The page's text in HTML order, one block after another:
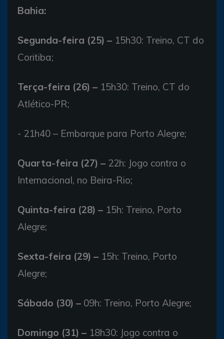
Bahia:
Segunda-feira (25) – 15h30: Treino, CT do
Coritiba;
Terça-feira (26) – 15h30: Treino, CT do
Atlético-PR;
- 21h40 – Embarque para Porto Alegre;
Quarta-feira (27) – 22h: Jogo contra o
Internacional, no Beira-Rio;
Quinta-feira (28) – 15h: Treino, Porto
Alegre;
Sexta-feira (29) – 15h: Treino, Porto
Alegre;
Sábado (30) – 09h: Treino, Porto Alegre;
Domingo (31) – 18h30: Jogo contra o